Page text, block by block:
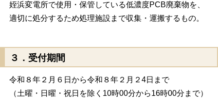
姪浜変電所で使用・保管している低濃度PCB廃棄物を、
適切に処分するため処理施設まで収集・運搬するもの。
３．受付期間
令和８年２月６日から令和８年２月２4日まで
（土曜・日曜・祝日を除く10時00分から16時00分まで）